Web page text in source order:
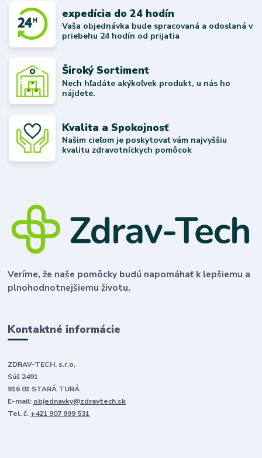
expedícia do 24 hodín
Vaša objednávka bude spracovaná a odoslaná v
priebehu 24 hodín od prijatia
Široký Sortiment
Nech hľadáte akýkoľvek produkt, u nás ho
nájdete.
Kvalita a Spokojnosť
Našim cieľom je poskytovať vám najvyššiu
kvalitu zdravotníckych pomôcok
Veríme, že naše pomôcky budú napomáhať k lepšiemu a
plnohodnotnejšiemu životu.
Kontaktné informácie
ZDRAV-TECH. s.r.o.
Súš 2491
916 01 STARÁ TURÁ
E-mail: objednavky@zdravtech.sk
Tel. č. +421 907 999 531